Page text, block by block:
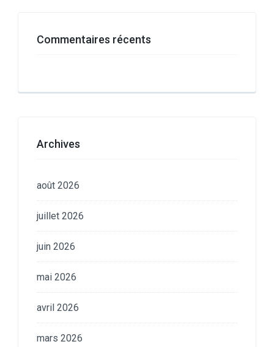
Commentaires récents
Archives
août 2026
juillet 2026
juin 2026
mai 2026
avril 2026
mars 2026